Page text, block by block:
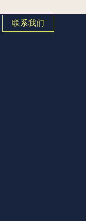
联系我们